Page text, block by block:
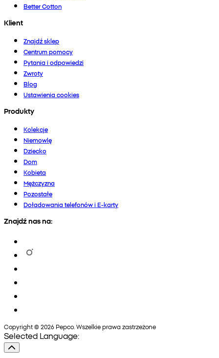
Better Cotton
Klient
Znajdź sklep
Centrum pomocy
Pytania i odpowiedzi
Zwroty
Blog
Ustawienia cookies
Produkty
Kolekcje
Niemowlę
Dziecko
Dom
Kobieta
Mężczyzna
Pozostałe
Doładowania telefonów i E-karty
Znajdź nas na:
Copyright © 2026 Pepco. Wszelkie prawa zastrzeżone
Selected Language: